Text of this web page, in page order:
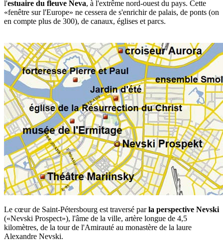
l'estuaire du fleuve Neva, à l'extrême nord-ouest du pays. Cette
«fenêtre sur l'Europe» ne cessera de s'enrichir de palais, de ponts (on
en compte plus de 300), de canaux, églises et parcs.
Le cœur de Saint-Pétersbourg est traversé parla perspective Nevski
(«Nevski Prospect»), l'âme de la ville, artère longue de 4,5
kilomètres, de la tour de l'Amirauté au monastère de la laure
Alexandre Nevski.